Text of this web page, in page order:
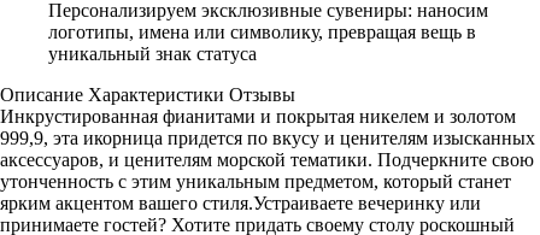
Персонализируем эксклюзивные сувениры: наносим
логотипы, имена или символику, превращая вещь в
уникальный знак статуса
Описание Характеристики Отзывы
Инкрустированная фианитами и покрытая никелем и золотом
999,9, эта икорница придется по вкусу и ценителям изысканных
аксессуаров, и ценителям морской тематики. Подчеркните свою
утонченность с этим уникальным предметом, который станет
ярким акцентом вашего стиля.Устраиваете вечеринку или
принимаете гостей? Хотите придать своему столу роскошный